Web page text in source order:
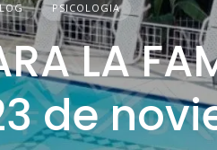
PSICOLOGIA
LA
de